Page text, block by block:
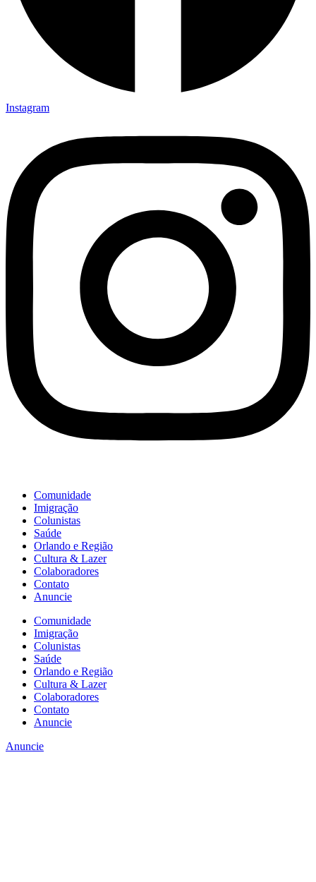
Instagram
Comunidade
Imigração
Colunistas
Saúde
Orlando e Região
Cultura & Lazer
Colaboradores
Contato
Anuncie
Comunidade
Imigração
Colunistas
Saúde
Orlando e Região
Cultura & Lazer
Colaboradores
Contato
Anuncie
Anuncie